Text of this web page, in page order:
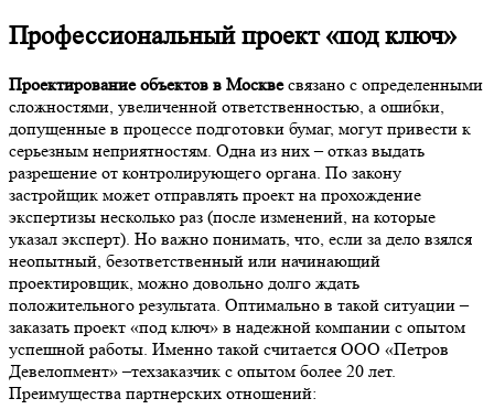
Профессиональный проект «под ключ»
Проектирование объектов в Москвесвязано с определенными
сложностями, увеличенной ответственностью, а ошибки,
допущенные в процессе подготовки бумаг, могут привести к
серьезным неприятностям. Одна из них – отказ выдать
разрешение от контролирующего органа. По закону
застройщик может отправлять проект на прохождение
экспертизы несколько раз (после изменений, на которые
указал эксперт). Но важно понимать, что, если за дело взялся
неопытный, безответственный или начинающий
проектировщик, можно довольно долго ждать
положительного результата. Оптимально в такой ситуации –
заказать проект «под ключ» в надежной компании с опытом
успешной работы. Именно такой считается ООО «Петров
Девелопмент» –техзаказчик с опытом более 20 лет.
Преимущества партнерских отношений: